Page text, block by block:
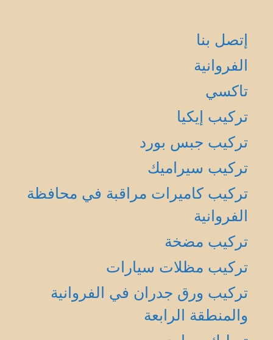
إتصل بنا
الفروانية
تاكسي
تركيب إيكيا
تركيب جبس بورد
تركيب سيراميك
تركيب كاميرات مراقبة في محافظة
الفروانية
تركيب مضخة
تركيب مظلات سيارات
تركيب ورق جدران في الفروانية
والمنطقة الرابعة